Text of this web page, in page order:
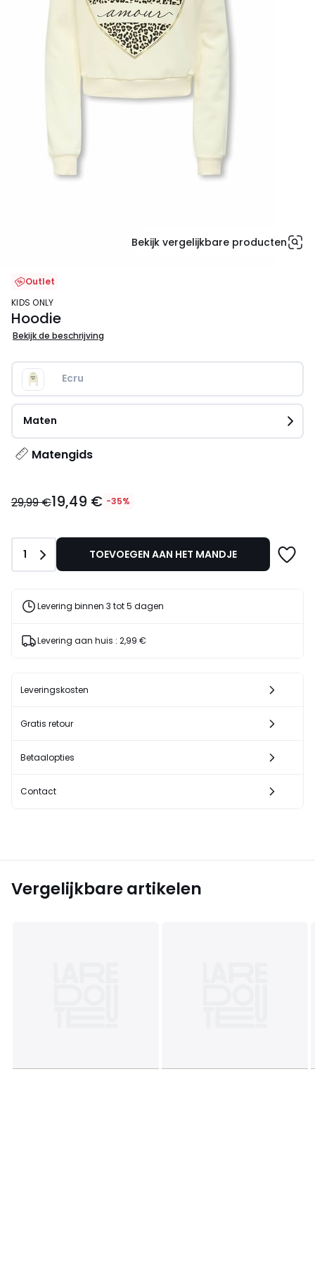
Bekijk vergelijkbare producten
Outlet
KIDS ONLY
Hoodie
Bekijk de beschrijving
Ecru
Maten
Matengids
€
29,99
€
korting
toegepast.
29,99 €19,49 € -35%
Aantal
1 TOEVOEGEN AAN HET MANDJE
Levering binnen 3 tot 5 dagen
Levering aan huis : 2,99 €
Leveringskosten
Gratis retour
Betaalopties
Contact
Vergelijkbare artikelen